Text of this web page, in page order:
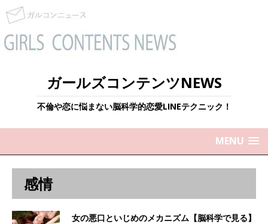
ガールズコンテンツNEWS
不倫や恋に悩まない脳科学的恋愛LINEテクニック！
MENU
感情
女の悪口といじめのメカニズム【脳科学で見る】